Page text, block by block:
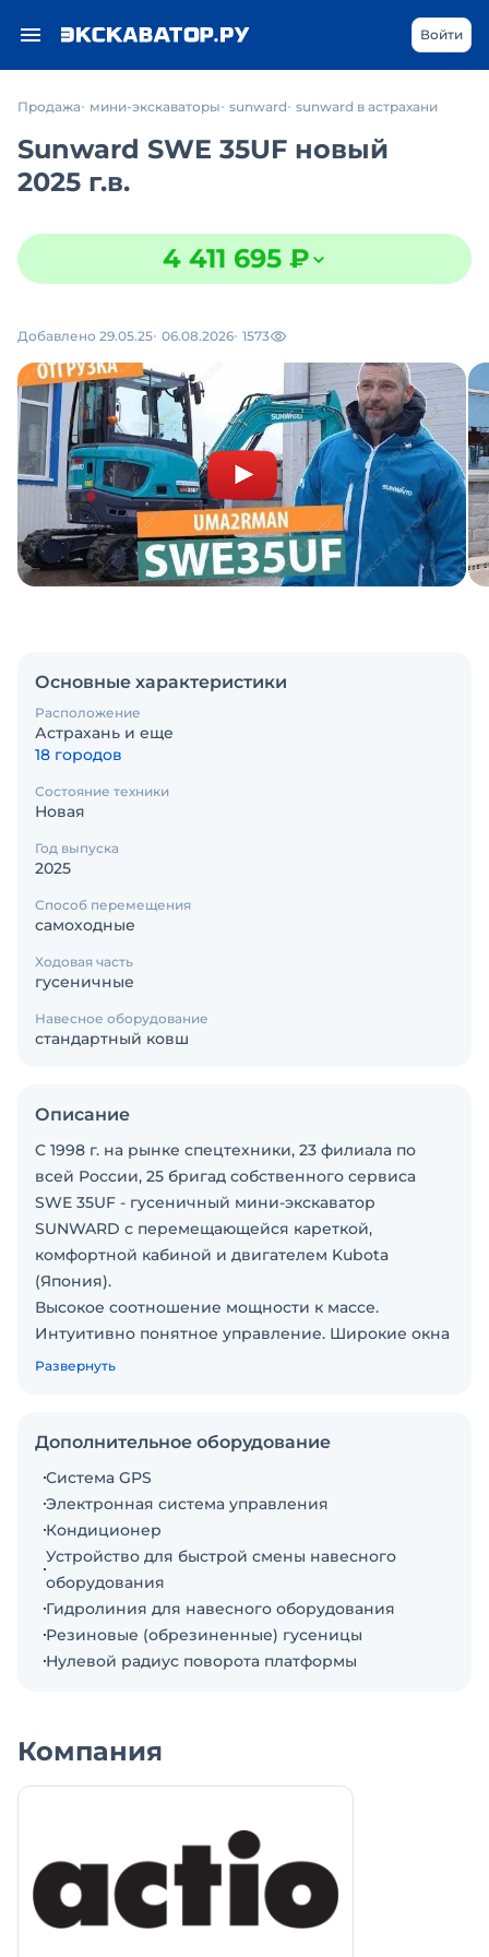
Войти
Продажа мини-экскаваторы sunward sunward в астрахани
Sunward SWE 35UF новый
2025 г.в.
4 411 695 ₽
Добавлено 29.05.25 06.08.2026 1573
Основные характеристики
Расположение
Астрахань и еще
18 городов
Состояние техники
Новая
Год выпуска
2025
Способ перемещения
самоходные
Ходовая часть
гусеничные
Навесное оборудование
стандартный ковш
Описание
C 1998 г. на рынке спецтехники, 23 филиала по
всей России, 25 бригад собственного сервиса
SWE 35UF - гусеничный мини-экскаватор
SUNWARD с перемещающейся кареткой,
комфортной кабиной и двигателем Kubota
(Япония).
Высокое соотношение мощности к массе.
Интуитивно понятное управление. Широкие окна
кабины, обеспечивают оператору хороший обзор.
труднодоступных местах. Лёгкое повседневное
SUNWARD на территории ЮФО и СКФО РФ.
Звоните для получения наилучших условий
поставки!
Основные технические характеристики
Эксплуатационная масса: 3850 кг
Габариты: 4890×1700×2555 мм
Объём ковша: 0,11 м³ (стандарт)
Усилие копания стрелы: 19,8 кН
Максимальная скорость хода: 4 км/ч
Скорость поворота платформы: 9,5 об/мин
Давление на грунт: 34 кПа
Угол преодолеваемого подъёма: 57 град
Развернуть
Дополнительное оборудование
Система GPS
Электронная система управления
Кондиционер
Устройство для быстрой смены навесного
оборудования
Гидролиния для навесного оборудования
Резиновые (обрезиненные) гусеницы
Нулевой радиус поворота платформы
Компания